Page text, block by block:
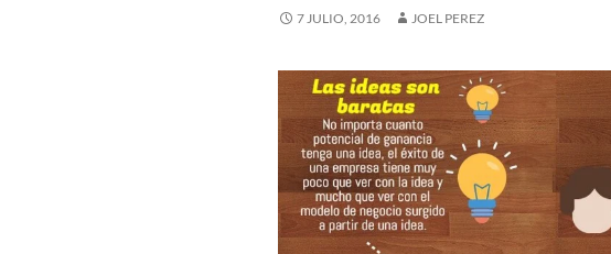
7 JULIO, 2016 JOEL PEREZ